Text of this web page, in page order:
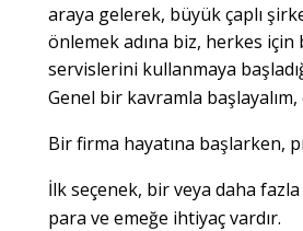
araya gelerek, büyük çaplı
önlemek adına biz, herkes için
servislerini kullanmaya
Genel bir kavramla
Bir firma hayatına başlarken,
İlk seçenek, bir veya daha fazla
para ve emeğe ihtiyaç vardır.